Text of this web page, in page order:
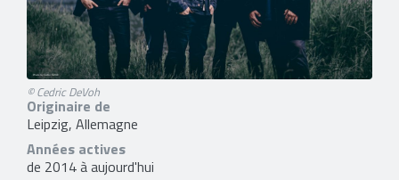
© Cedric DeVoh
Originaire de
Leipzig, Allemagne
Années actives
de 2014 à aujourd'hui